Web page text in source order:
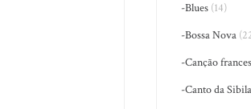
-Blues (14)
-Bossa Nova
-Canção
-Canto da Sibila